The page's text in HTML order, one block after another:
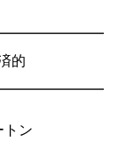
的
トン